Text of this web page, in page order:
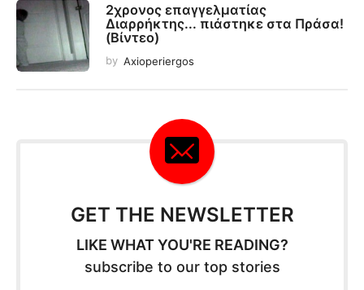
2χρονος επαγγελματίας
Διαρρήκτης... πιάστηκε στα Πράσα!
(Βίντεο)
by Axioperiergos
GET THE NEWSLETTER
LIKE WHAT YOU'RE READING?
subscribe to our top stories